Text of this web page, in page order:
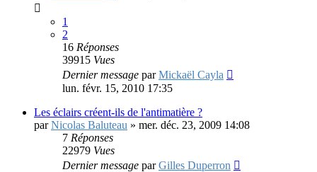
1
2
16 Réponses
39915 Vues
Dernier message parMickaël Cayla
lun. févr. 15, 2010 17:35
Les éclairs créent-ils de l'antimatière ?
parNicolas Baluteau » mer. déc. 23, 2009 14:08
7 Réponses
22979 Vues
Dernier message parGilles Duperron